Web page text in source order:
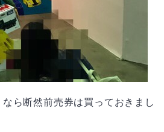
ら断然前売券は買っておきまし